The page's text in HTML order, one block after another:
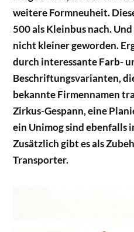
weitere Formneuheit.
500 als Kleinbus nach.
nicht kleiner geworden.
durch interessante Farb-
Beschriftungsvarianten,
bekannte Firmennamen
Zirkus-Gespann, eine
ein Unimog sind ebenfalls
Zusätzlich gibt es als
Transporter.